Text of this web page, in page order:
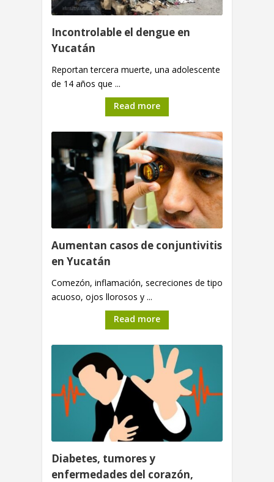
Incontrolable el dengue en
Yucatán
Reportan tercera muerte, una adolescente
de 14 años que ...
Read more
Aumentan casos de conjuntivitis
en Yucatán
Comezón, inflamación, secreciones de tipo
acuoso, ojos llorosos y ...
Read more
Diabetes, tumores y
enfermedades del corazón,